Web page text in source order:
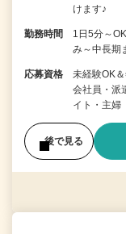
けます♪
勤務時間
1日5分～
み～中長期
応募資格
未経験OK
会社員・派
イト・主婦
後で見る